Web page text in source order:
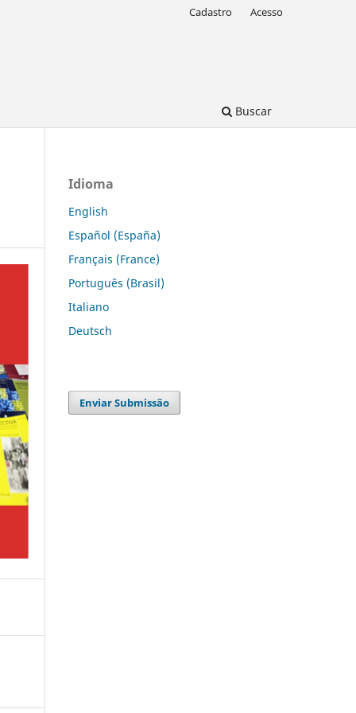
Buscar
Cadastro Acesso
Idioma
English
Español (España)
Français (France)
Português (Brasil)
Italiano
Deutsch
Enviar Submissão